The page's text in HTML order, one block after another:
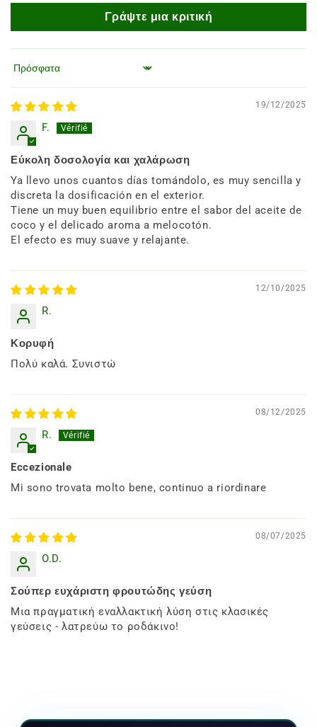
Γράψτε μια κριτική
Ταξινόμηση κατά
19/12/2025
F.
Εύκολη δοσολογία και χαλάρωση
Ya llevo unos cuantos días tomándolo, es muy sencilla y
discreta la dosificación en el exterior.
Tiene un muy buen equilibrio entre el sabor del aceite de
coco y el delicado aroma a melocotón.
El efecto es muy suave y relajante.
12/10/2025
R.
Κορυφή
Πολύ καλά. Συνιστώ
08/12/2025
R.
Eccezionale
Mi sono trovata molto bene, continuo a riordinare
08/07/2025
O.D.
Σούπερ ευχάριστη φρουτώδης γεύση
Μια πραγματική εναλλακτική λύση στις κλασικές
γεύσεις - λατρεύω το ροδάκινο!